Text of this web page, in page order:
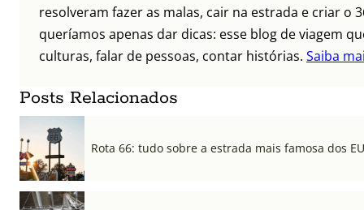
resolveram fazer as malas, cair na estrada e criar o
queríamos apenas dar dicas: esse blog de viagem
culturas, falar de pessoas, contar histórias. Saiba
Posts Relacionados
Rota 66: tudo sobre a estrada mais famosa dos